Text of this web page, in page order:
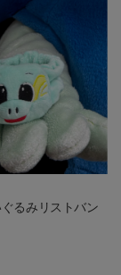
るみリストバン